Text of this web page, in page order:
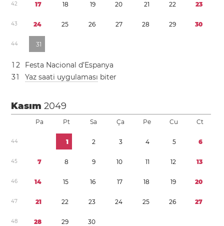
42 17 18 19 20 21 22 23
43 24 25 26 27 28 29 30
44 31
1 2
Festa Nacional d’Espanya
31 Yaz saati uygulaması biter
Kasım2049
Pa Pt Sa Ça Pe Cu Ct
44 1 2 3 4 5 6
45 7 8 9 10 11 12 13
46 14 15 16 17 18 19 20
47 21 22 23 24 25 26 27
48 28 29 30